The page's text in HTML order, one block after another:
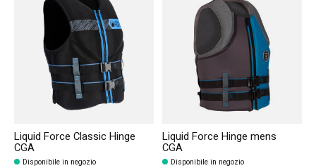
Liquid Force Classic Hinge
CGA
Disponibile in negozio
Liquid Force Hinge mens
CGA
Disponibile in negozio